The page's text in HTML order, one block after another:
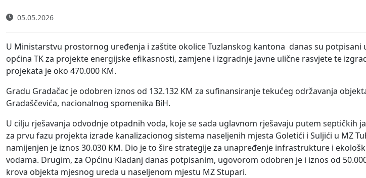
05.05.2026
U Ministarstvu prostornog uređenja i zaštite okolice Tuzlanskog kantona danas su potpisani
općina TK za projekte energijske efikasnosti, zamjene i izgradnje javne ulične rasvjete te
projekata je oko 470.000 KM.
Gradu Gradačac je odobren iznos od 132.132 KM za sufinansiranje tekućeg održavanja
Gradaščevića, nacionalnog spomenika BiH.
U cilju rješavanja odvodnje otpadnih voda, koje se sada uglavnom rješavaju putem septičkih
za prvu fazu projekta izrade kanalizacionog sistema naseljenih mjesta Goletići i Suljići u MZ
namijenjen je iznos 30.030 KM. Dio je to šire strategije za unapređenje infrastrukture i
vodama. Drugim, za Općinu Kladanj danas potpisanim, ugovorom odobren je i iznos od
krova objekta mjesnog ureda u naseljenom mjestu MZ Stupari.